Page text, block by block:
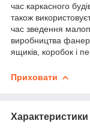
час каркасного
також
час зведення
виробництва
ящиків, коробок і
Приховати
Характеристики